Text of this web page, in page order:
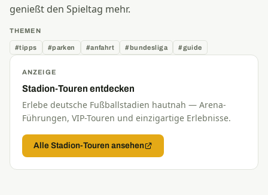
genießt den Spieltag mehr.
THEMEN
#tipps #parken #anfahrt #bundesliga #guide
ANZEIGE
Stadion-Touren entdecken
Erlebe deutsche Fußballstadien hautnah — Arena-
Führungen, VIP-Touren und einzigartige Erlebnisse.
Alle Stadion-Touren ansehen